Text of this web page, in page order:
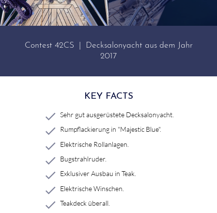
Contest 42CS | Decksalonyacht aus dem Jahr
2017
KEY FACTS
Sehr gut ausgerüstete Decksalonyacht.
Rumpflackierung in "Majestic Blue".
Elektrische Rollanlagen.
Bugstrahlruder.
Exklusiver Ausbau in Teak.
Elektrische Winschen.
Teakdeck überall.